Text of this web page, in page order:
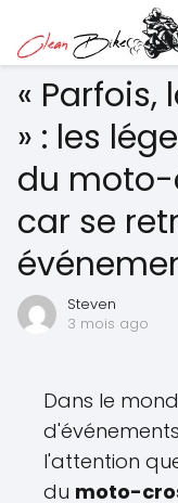
«
» : les
du
car se
Steven
3 mois ago
Dans le
l'attention
du moto-